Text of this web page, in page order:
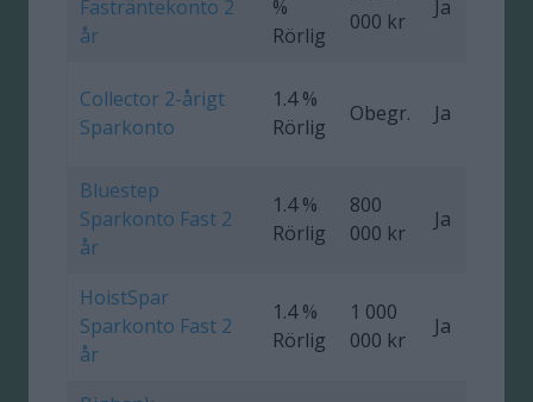
Fasträntekonto 2
år
%
Rörlig
000 kr
Ja
Collector 2-årigt
Sparkonto
1.4 %
Rörlig
Obegr. Ja
Bluestep
Sparkonto Fast 2
år
1.4 %
Rörlig
800
000 kr
Ja
HoistSpar
Sparkonto Fast 2
år
1.4 %
Rörlig
1 000
000 kr
Ja